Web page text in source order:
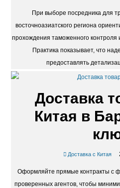
При выборе посредника для
восточноазиатского региона
прохождения таможенного контроля
Практика показывает, что
предоставлять
Доставка
Китая в
Доставка с Китая
Оформляйте прямые контракты с
проверенных агентов, чтобы